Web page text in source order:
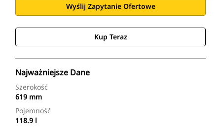
Wyślij Zapytanie Ofertowe
Kup Teraz
Najważniejsze Dane
Szerokość
619 mm
Pojemność
118.9 l